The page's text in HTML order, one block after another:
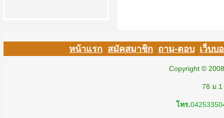
หน้าแรก สมัคสมาชิก ถาม-ตอบ เว็บบ
Copyright ©
78 ม
โทร.